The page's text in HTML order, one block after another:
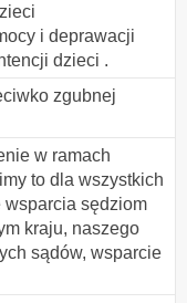
i deprawacji
dzieci .
zgubnej
w ramach
to dla wszystkich
wsparcia sędziom
kraju, naszego
sądów, wsparcie